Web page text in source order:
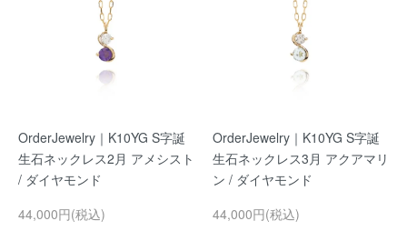
OrderJewelry｜K10YG S字誕
生石ネックレス2月 アメシスト
/ ダイヤモンド
44,000円(税込)
OrderJewelry｜K10YG S字誕
生石ネックレス3月 アクアマリ
ン / ダイヤモンド
44,000円(税込)